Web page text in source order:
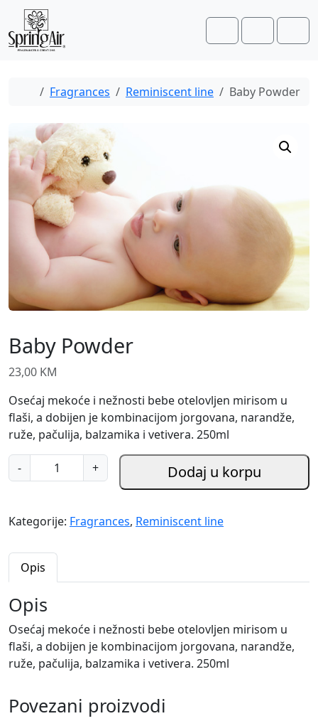
Skip to content
Skip to footer
Account
Cart
Home
Fragrances Reminiscent line Baby Powder
Baby Powder
23,00 KM
Osećaj mekoće i nežnosti bebe otelovljen mirisom u
flaši, a dobijen je kombinacijom jorgovana, narandže,
ruže, pačulija, balzamika i vetivera. 250ml
-
a
y
P
d
e
r
k
o
l
č
+ Dodaj u korpu
Kategorije: Fragrances, Reminiscent line
Opis
Opis
Osećaj mekoće i nežnosti bebe otelovljen mirisom u
flaši, a dobijen je kombinacijom jorgovana, narandže,
ruže, pačulija, balzamika i vetivera. 250ml
Povezani proizvodi